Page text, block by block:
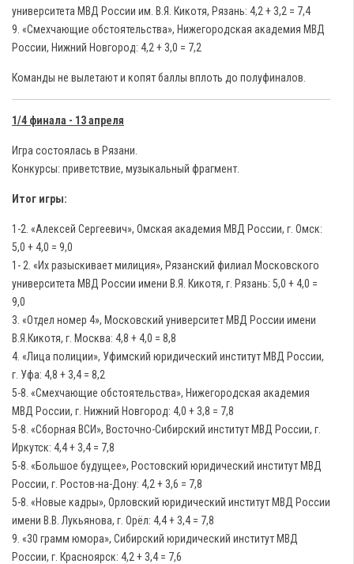
университета МВД России им. В.Я. Кикотя, Рязань: 4,2 + 3,2 = 7,4
9. «Смехчающие обстоятельства», Нижегородская академия МВД
России, Нижний Новгород: 4,2 + 3,0 = 7,2
Команды не вылетают и копят баллы вплоть до полуфиналов.
1/4 финала - 13 апреля
Игра состоялась в Рязани.
Конкурсы: приветствие, музыкальный фрагмент.
Итог игры:
1-2. «Алексей Сергеевич», Омская академия МВД России, г. Омск:
5,0 + 4,0 = 9,0
1- 2. «Их разыскивает милиция», Рязанский филиал Московского
университета МВД России имени В.Я. Кикотя, г. Рязань: 5,0 + 4,0 =
9,0
3. «Отдел номер 4», Московский университет МВД России имени
В.Я.Кикотя, г. Москва: 4,8 + 4,0 = 8,8
4. «Лица полиции», Уфимский юридический институт МВД России,
г. Уфа: 4,8 + 3,4 = 8,2
5-8. «Смехчающие обстоятельства», Нижегородская академия
МВД России, г. Нижний Новгород: 4,0 + 3,8 = 7,8
5-8. «Сборная ВСИ», Восточно-Сибирский институт МВД России, г.
Иркутск: 4,4 + 3,4 = 7,8
5-8. «Большое будущее», Ростовский юридический институт МВД
России, г. Ростов-на-Дону: 4,2 + 3,6 = 7,8
5-8. «Новые кадры», Орловский юридический институт МВД России
имени В.В. Лукьянова, г. Орёл: 4,4 + 3,4 = 7,8
9. «30 грамм юмора», Сибирский юридический институт МВД
России, г. Красноярск: 4,2 + 3,4 = 7,6